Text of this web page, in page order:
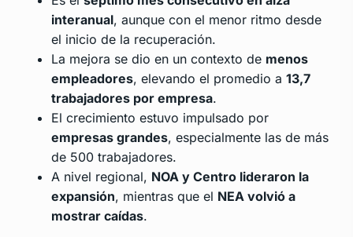
interanual, aunque con el menor ritmo desde
el inicio de la recuperación.
La mejora se dio en un contexto de menos
empleadores, elevando el promedio a 13,7
trabajadores por empresa.
El crecimiento estuvo impulsado por
empresas grandes, especialmente las de más
de 500 trabajadores.
A nivel regional, NOA y Centro lideraron la
expansión, mientras que el NEA volvió a
mostrar caídas.